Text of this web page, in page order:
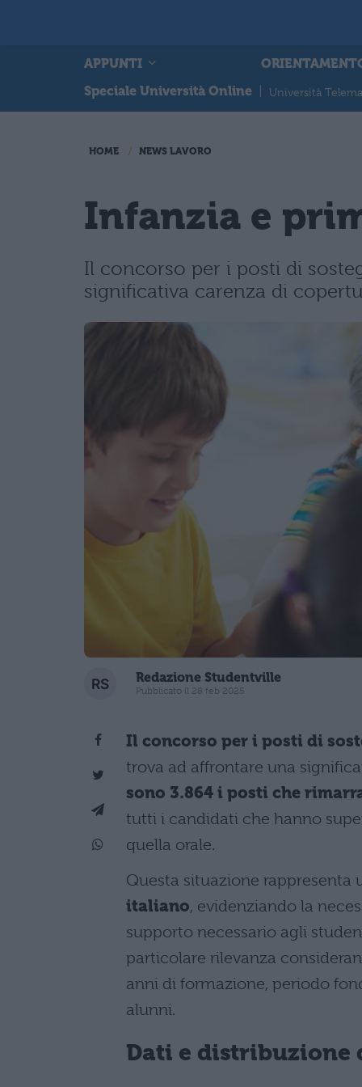
APPUNTI
Speciale Università Online
Università
HOME NEWS LAVORO
Infanzia e
Il concorso per i posti di
significativa carenza di
Redazione Studentville
Pubblicato il 28 feb 2025
Il concorso per i posti di
trova ad affrontare una
sono 3.864 i posti che
tutti i candidati che hanno
quella orale.
Questa situazione rappresenta
italiano, evidenziando la
supporto necessario agli
particolare rilevanza
anni di formazione, periodo
alunni.
Dati e distribuzione